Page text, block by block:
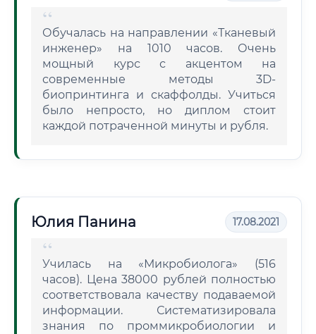
Обучалась на направлении «Тканевый
инженер» на 1010 часов. Очень
мощный курс с акцентом на
современные методы 3D-
биопринтинга и скаффолды. Учиться
было непросто, но диплом стоит
каждой потраченной минуты и рубля.
Юлия Панина 17.08.2021
Училась на «Микробиолога» (516
часов). Цена 38000 рублей полностью
соответствовала качеству подаваемой
информации. Систематизировала
знания по проммикробиологии и